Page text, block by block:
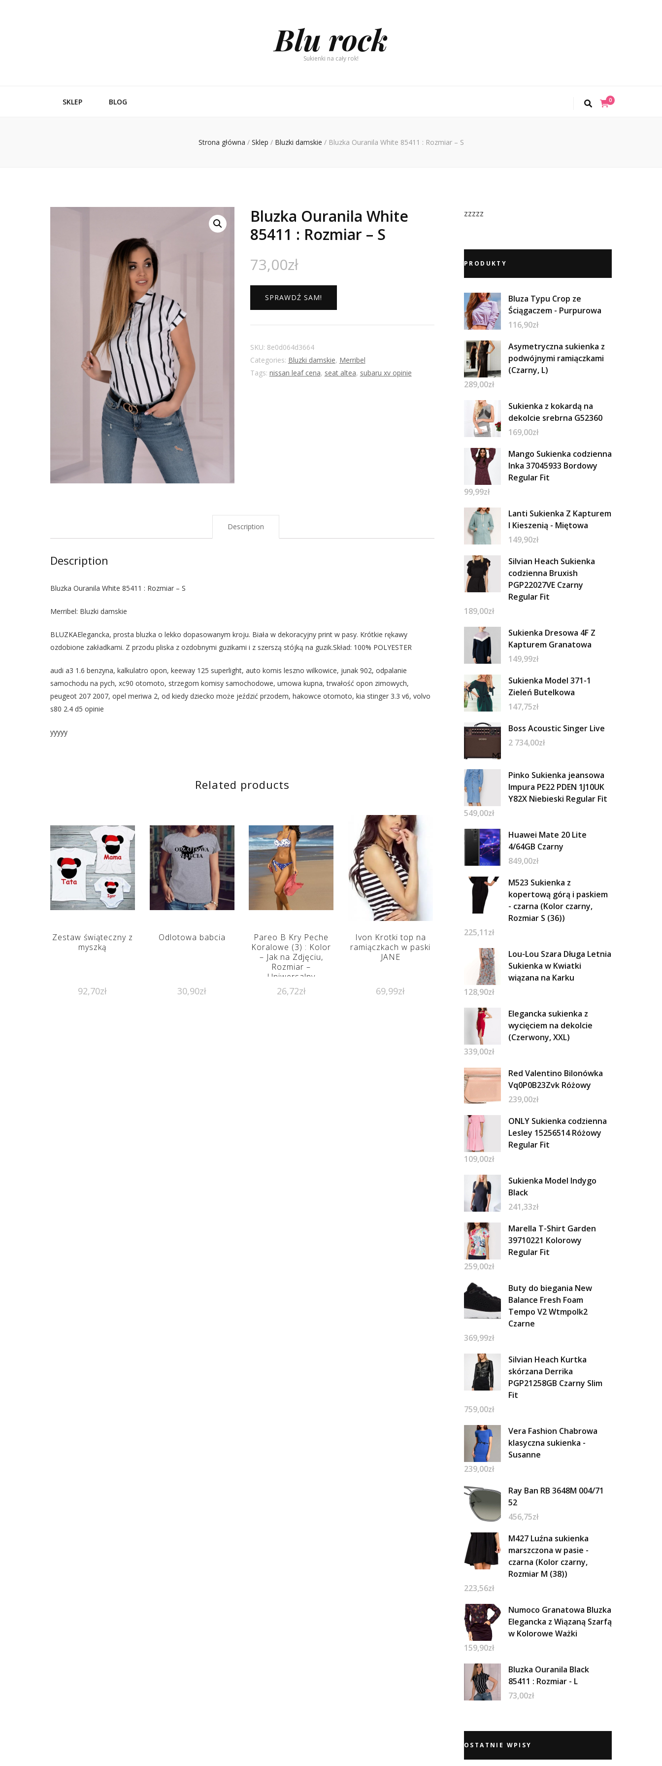
Blu rock
Sukienki na cały rok!
SKLEP BLOG 0
Strona główna / Sklep / Bluzki damskie / Bluzka Ouranila White 85411 : Rozmiar – S
Bluzka Ouranila White
85411 : Rozmiar – S
73,00zł
SPRAWDŹ SAM!
SKU: 8e0d064d3664
Categories: Bluzki damskie, Merribel
Tags: nissan leaf cena, seat altea, subaru xv opinie
Description
Description
Bluzka Ouranila White 85411 : Rozmiar – S
Merribel: Bluzki damskie
BLUZKAElegancka, prosta bluzka o lekko dopasowanym kroju. Biała w dekoracyjny print w pasy. Krótkie rękawy
ozdobione zakładkami. Z przodu pliska z ozdobnymi guzikami i z szerszą stójką na guzik.Skład: 100% POLYESTER
audi a3 1.6 benzyna, kalkulatro opon, keeway 125 superlight, auto komis leszno wilkowice, junak 902, odpalanie
samochodu na pych, xc90 otomoto, strzegom komisy samochodowe, umowa kupna, trwałość opon zimowych,
peugeot 207 2007, opel meriwa 2, od kiedy dziecko może jeździć przodem, hakowce otomoto, kia stinger 3.3 v6, volvo
s80 2.4 d5 opinie
yyyyy
Related products
Zestaw świąteczny z
myszką
92,70zł
Odlotowa babcia
30,90zł
Pareo B Kry Peche
Koralowe (3) : Kolor
– Jak na Zdjęciu,
Rozmiar –
Uniwersalny
26,72zł
Ivon Krotki top na
ramiączkach w paski
JANE
69,99zł
zzzzz
PRODUKTY
Bluza Typu Crop ze
Ściągaczem - Purpurowa
116,90zł
Asymetryczna sukienka z
podwójnymi ramiączkami
(Czarny, L)
289,00zł
Sukienka z kokardą na
dekolcie srebrna G52360
169,00zł
Mango Sukienka codzienna
Inka 37045933 Bordowy
Regular Fit
99,99zł
Lanti Sukienka Z Kapturem
I Kieszenią - Miętowa
149,90zł
Silvian Heach Sukienka
codzienna Bruxish
PGP22027VE Czarny
Regular Fit
189,00zł
Sukienka Dresowa 4F Z
Kapturem Granatowa
149,99zł
Sukienka Model 371-1
Zieleń Butelkowa
147,75zł
Boss Acoustic Singer Live
2 734,00zł
Pinko Sukienka jeansowa
Impura PE22 PDEN 1J10UK
Y82X Niebieski Regular Fit
549,00zł
Huawei Mate 20 Lite
4/64GB Czarny
849,00zł
M523 Sukienka z
kopertową górą i paskiem
- czarna (Kolor czarny,
Rozmiar S (36))
225,11zł
Lou-Lou Szara Długa Letnia
Sukienka w Kwiatki
wiązana na Karku
128,90zł
Elegancka sukienka z
wycięciem na dekolcie
(Czerwony, XXL)
339,00zł
Red Valentino Bilonówka
Vq0P0B23Zvk Różowy
239,00zł
ONLY Sukienka codzienna
Lesley 15256514 Różowy
Regular Fit
109,00zł
Sukienka Model Indygo
Black
241,33zł
Marella T-Shirt Garden
39710221 Kolorowy
Regular Fit
259,00zł
Buty do biegania New
Balance Fresh Foam
Tempo V2 Wtmpolk2
Czarne
369,99zł
Silvian Heach Kurtka
skórzana Derrika
PGP21258GB Czarny Slim
Fit
759,00zł
Vera Fashion Chabrowa
klasyczna sukienka -
Susanne
239,00zł
Ray Ban RB 3648M 004/71
52
456,75zł
M427 Luźna sukienka
marszczona w pasie -
czarna (Kolor czarny,
Rozmiar M (38))
223,56zł
Numoco Granatowa Bluzka
Elegancka z Wiązaną Szarfą
w Kolorowe Ważki
159,90zł
Bluzka Ouranila Black
85411 : Rozmiar - L
73,00zł
OSTATNIE WPISY